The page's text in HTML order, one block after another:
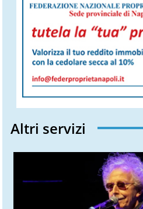
Altri servizi